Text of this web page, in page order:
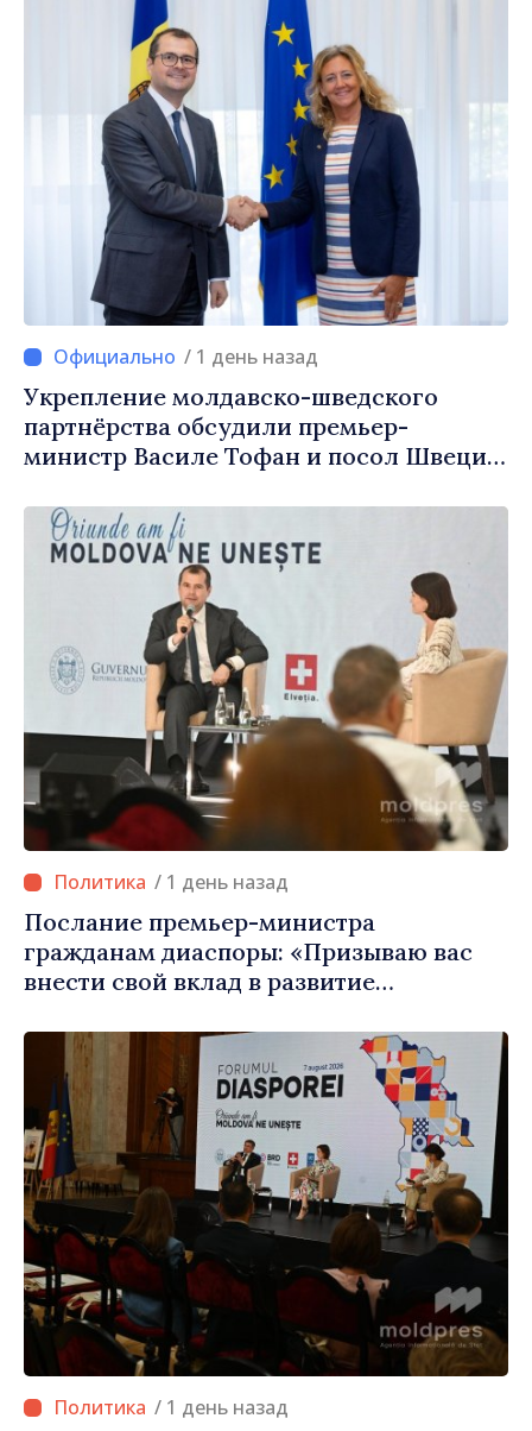
/ 1 день назад
Укрепление молдавско-шведского
партнёрства обсудили премьер-
министр Василе Тофан и посол Швеции
/ 1 день назад
Послание премьер-министра
гражданам диаспоры: «Призываю вас
внести свой вклад в развитие
/ 1 день назад